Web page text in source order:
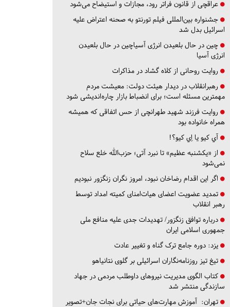
عراقچی از قانون فراتر رود، مجازات و استیضاح می‌شود
جشنواره بین‌المللی فیلم تورنتو به صحنه اعتراض علیه
اسرائیل بدل شد
چین در حال بلعیدن انرژی آسیاچین در حال بلعیدن
انرژی آسیا
روایت روحانی از کلاه گشاد در مذاکرات
رهبرانقلاب در دیدار هیئت دولت: معیشت مردم
مهمترین مسئله است؛ برای انضباط بازار چاره‌اندیشی شود
روایت فرزند شهید طهرانچی از حس اتفاقی که همیشه
همراه خانواده بود
آي كيو يا اِي كيو؟!
از «یکشنبه عظیم» تا نبرد آتی؛ حزب‌الله خلع سلاح
نمی‌شود
اگر این اقدام رضاخان نبود، امروز نگران زنگزور نبودیم
تمدید عضویت اعضای هیات‌امنای کمیته امداد توسط
رهبر انقلاب
درباره توافق زنگزور/ تهدیدات جدی علیه منافع ملی
جمهوری اسلامی ایران
یزد: دوره جامع ترک گناه و تغییر عادت
تیغ تیز روزنامه‌نگاران اسرائیلی بر گلوی نتانیاهو
کتاب الگوی مدیریت نیروهای داوطلب مردمی در جهاد
سازندگی منتشر شد
تهران: آموزش مهارت‌های حیاتی برای نجات جان+تصویر